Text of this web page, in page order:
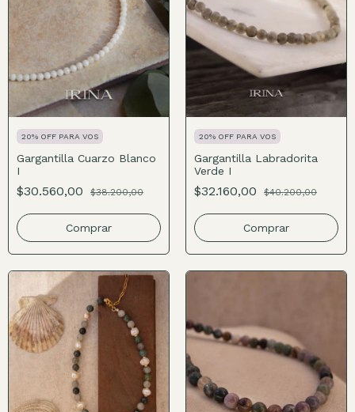
20% OFF PARA VOS
Gargantilla Cuarzo Blanco
I
$30.560,00 $38.200,00
Comprar
20% OFF PARA VOS
Gargantilla Labradorita
Verde I
$32.160,00 $40.200,00
Comprar